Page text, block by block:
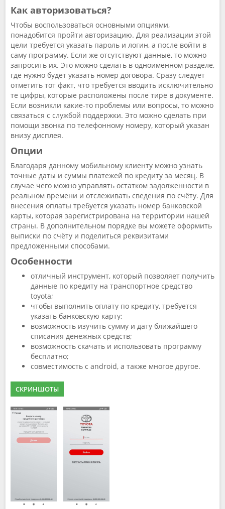
Как авторизоваться?
Чтобы воспользоваться основными опциями,
понадобится пройти авторизацию. Для реализации этой
цели требуется указать пароль и логин, а после войти в
саму программу. Если же отсутствуют данные, то можно
запросить их. Это можно сделать в одноимённом разделе,
где нужно будет указать номер договора. Сразу следует
отметить тот факт, что требуется вводить исключительно
те цифры, которые расположены после тире в документе.
Если возникли какие-то проблемы или вопросы, то можно
связаться с службой поддержки. Это можно сделать при
помощи звонка по телефонному номеру, который указан
внизу дисплея.
Опции
Благодаря данному мобильному клиенту можно узнать
точные даты и суммы платежей по кредиту за месяц. В
случае чего можно управлять остатком задолженности в
реальном времени и отслеживать сведения по счёту. Для
внесения оплаты требуется указать номер банковской
карты, которая зарегистрирована на территории нашей
страны. В дополнительном порядке вы можете оформить
выписки по счёту и поделиться реквизитами
предложенными способами.
Особенности
отличный инструмент, который позволяет получить
данные по кредиту на транспортное средство
toyota;
чтобы выполнить оплату по кредиту, требуется
указать банковскую карту;
возможность изучить сумму и дату ближайшего
списания денежных средств;
возможность скачать и использовать программу
бесплатно;
совместимость с android, а также многое другое.
СКРИНШОТЫ